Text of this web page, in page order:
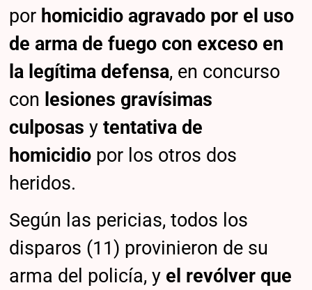
por homicidio agravado por el uso
de arma de fuego con exceso en
la legítima defensa, en concurso
con lesiones gravísimas
culposasytentativa de
homicidio por los otros dos
heridos.
Según las pericias, todos los
disparos (11) provinieron de su
arma del policía, y el revólver que